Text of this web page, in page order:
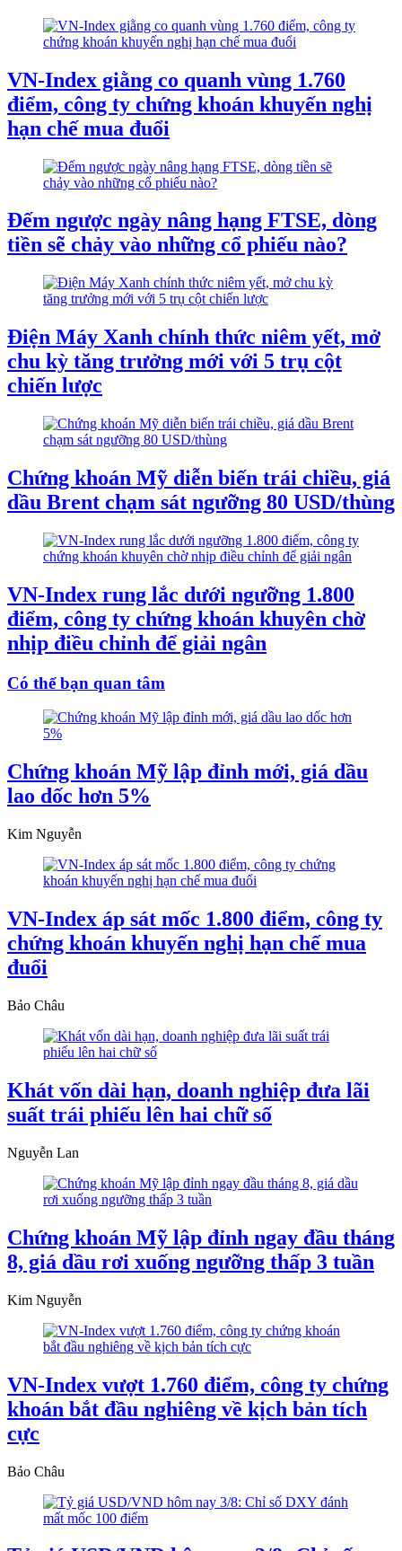
VN-Index giằng co quanh vùng 1.760
điểm, công ty chứng khoán khuyến nghị
hạn chế mua đuổi
Đếm ngược ngày nâng hạng FTSE, dòng
tiền sẽ chảy vào những cổ phiếu nào?
Điện Máy Xanh chính thức niêm yết, mở
chu kỳ tăng trưởng mới với 5 trụ cột
chiến lược
Chứng khoán Mỹ diễn biến trái chiều, giá
dầu Brent chạm sát ngưỡng 80 USD/thùng
VN-Index rung lắc dưới ngưỡng 1.800
điểm, công ty chứng khoán khuyên chờ
nhịp điều chỉnh để giải ngân
Có thể bạn quan tâm
Chứng khoán Mỹ lập đỉnh mới, giá dầu
lao dốc hơn 5%
Kim Nguyễn
VN-Index áp sát mốc 1.800 điểm, công ty
chứng khoán khuyến nghị hạn chế mua
đuổi
Bảo Châu
Khát vốn dài hạn, doanh nghiệp đưa lãi
suất trái phiếu lên hai chữ số
Nguyễn Lan
Chứng khoán Mỹ lập đỉnh ngay đầu tháng
8, giá dầu rơi xuống ngưỡng thấp 3 tuần
Kim Nguyễn
VN-Index vượt 1.760 điểm, công ty chứng
khoán bắt đầu nghiêng về kịch bản tích
cực
Bảo Châu